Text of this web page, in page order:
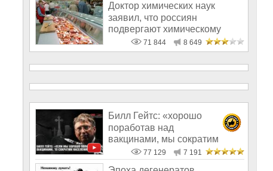
Доктор химических наук
заявил, что россиян
подвергают химическому
геноциду71 844 8 649
Билл Гейтс: «хорошо
поработав над
вакцинами, мы сократим
население на 10-15%»
77 129 7 191